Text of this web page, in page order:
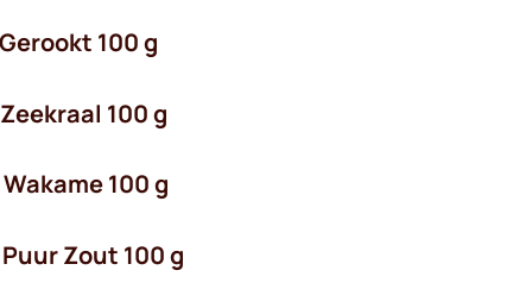
100 g
100 g
100 g
Zout 100 g